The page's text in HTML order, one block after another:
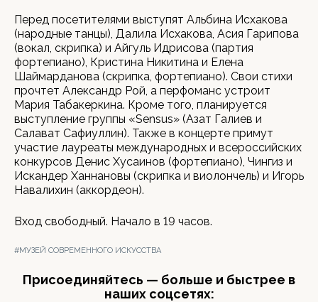
Перед посетителями выступят Альбина Исхакова
(народные танцы), Далила Исхакова, Асия Гарипова
(вокал, скрипка) и Айгуль Идрисова (партия
фортепиано), Кристина Никитина и Елена
Шаймарданова (скрипка, фортепиано). Свои стихи
прочтет Александр Рой, а перфоманс устроит
Мария Табакеркина. Кроме того, планируется
выступление группы «Sensus» (Азат Галиев и
Салават Сафиуллин). Также в концерте примут
участие лауреаты международных и всероссийских
конкурсов Денис Хусаинов (фортепиано), Чингиз и
Искандер Ханнановы (скрипка и виолончель) и Игорь
Навалихин (аккордеон).
Вход свободный. Начало в 19 часов.
#МУЗЕЙ СОВРЕМЕННОГО ИСКУССТВА
Присоединяйтесь — больше и быстрее в
наших соцсетях: